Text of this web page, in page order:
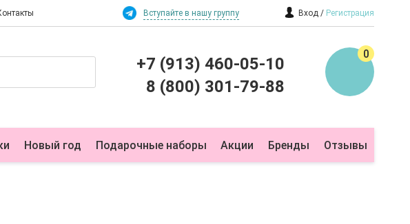
Вступайте в нашу группу Вход Регистрация
+7 (913) 460-05-10
8 (800) 301-79-88
0
Новый год Подарочные наборы Акции Бренды Отзывы